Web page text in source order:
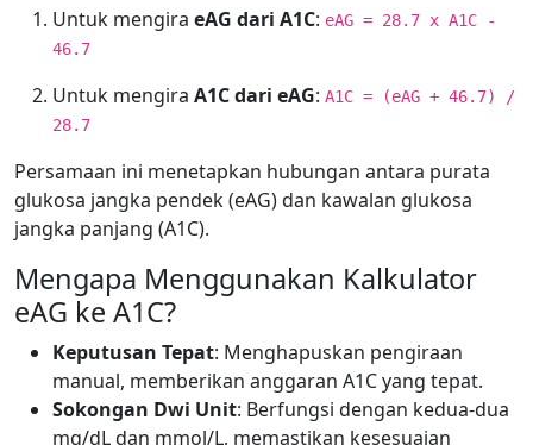
Untuk mengira eAG dari A1C: eAG = 28.7 x A1C -
46.7
Untuk mengira A1C dari eAG: A1C = (eAG + 46.7) /
28.7
Persamaan ini menetapkan hubungan antara purata
glukosa jangka pendek (eAG) dan kawalan glukosa
jangka panjang (A1C).
Mengapa Menggunakan Kalkulator
eAG ke A1C?
Keputusan Tepat: Menghapuskan pengiraan
manual, memberikan anggaran A1C yang tepat.
Sokongan Dwi Unit: Berfungsi dengan kedua-dua
mg/dL dan mmol/L, memastikan kesesuaian